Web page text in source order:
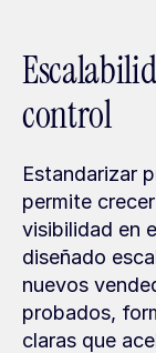
control
Estandarizar
permite
visibilidad en
diseñado
nuevos
probados,
claras que